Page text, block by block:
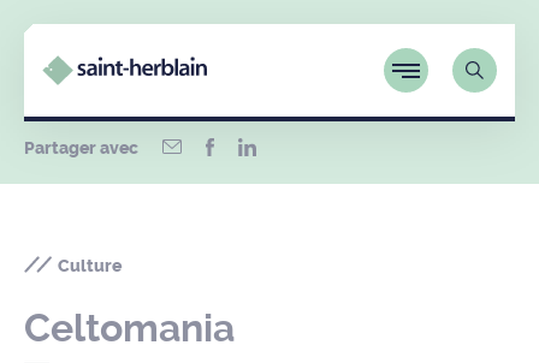
Partager avec
Culture
Celtomania